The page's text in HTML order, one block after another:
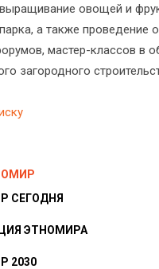
овощей и
а также проведение
мастер-классов в
загородного
СЕГОДНЯ
ЭТНОМИРА
2030